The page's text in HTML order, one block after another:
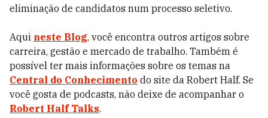
eliminação de candidatos num processo seletivo.
Aqui neste Blog, você encontra outros artigos sobre
carreira, gestão e mercado de trabalho. Também é
possível ter mais informações sobre os temas na
Central do Conhecimento do site da Robert Half. Se
você gosta de podcasts, não deixe de acompanhar o
Robert Half Talks.